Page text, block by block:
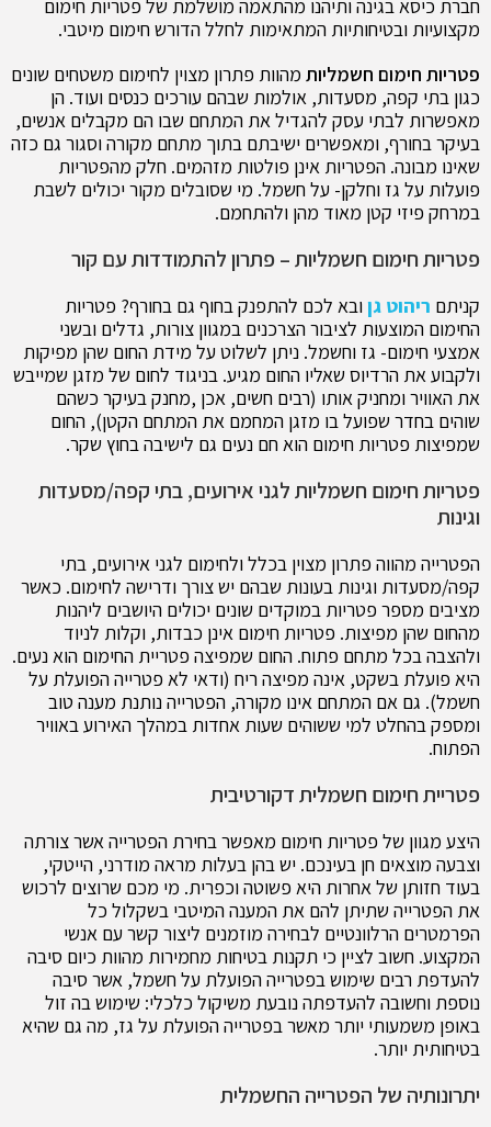
חברת כיסא בגינה ותיהנו מהתאמה מושלמת של פטריות חימום
מקצועיות ובטיחותיות המתאימות לחלל הדורש חימום מיטבי.
פטריות חימום חשמליות מהוות פתרון מצוין לחימום משטחים שונים
כגון בתי קפה, מסעדות, אולמות שבהם עורכים כנסים ועוד. הן
מאפשרות לבתי עסק להגדיל את המתחם שבו הם מקבלים אנשים,
בעיקר בחורף, ומאפשרים ישיבתם בתוך מתחם מקורה וסגור גם כזה
שאינו מבונה. הפטריות אינן פולטות מזהמים. חלק מהפטריות
פועלות על גז וחלקן- על חשמל. מי שסובלים מקור יכולים לשבת
במרחק פיזי קטן מאוד מהן ולהתחמם.
פטריות חימום חשמליות – פתרון להתמודדות עם קור
קניתם ריהוט גןובא לכם להתפנק בחוף גם בחורף? פטריות
החימום המוצעות לציבור הצרכנים במגוון צורות, גדלים ובשני
אמצעי חימום- גז וחשמל. ניתן לשלוט על מידת החום שהן מפיקות
ולקבוע את הרדיוס שאליו החום מגיע. בניגוד לחום של מזגן שמייבש
את האוויר ומחניק אותו (רבים חשים, אכן ,מחנק בעיקר כשהם
שוהים בחדר שפועל בו מזגן המחמם את המתחם הקטן), החום
שמפיצות פטריות חימום הוא חם נעים גם לישיבה בחוץ שקר.
פטריות חימום חשמליות לגני אירועים, בתי קפה/מסעדות
וגינות
הפטרייה מהווה פתרון מצוין בכלל ולחימום לגני אירועים, בתי
קפה/מסעדות וגינות בעונות שבהם יש צורך ודרישה לחימום. כאשר
מציבים מספר פטריות במוקדים שונים יכולים היושבים ליהנות
מהחום שהן מפיצות. פטריות חימום אינן כבדות, וקלות לניוד
ולהצבה בכל מתחם פתוח. החום שמפיצה פטריית החימום הוא נעים.
היא פועלת בשקט, אינה מפיצה ריח (ודאי לא פטרייה הפועלת על
חשמל). גם אם המתחם אינו מקורה, הפטרייה נותנת מענה טוב
ומספק בהחלט למי ששוהים שעות אחדות במהלך האירוע באוויר
הפתוח.
פטריית חימום חשמלית דקורטיבית
היצע מגוון של פטריות חימום מאפשר בחירת הפטרייה אשר צורתה
וצבעה מוצאים חן בעינכם. יש בהן בעלות מראה מודרני, הייטקי,
בעוד חזותן של אחרות היא פשוטה וכפרית. מי מכם שרוצים לרכוש
את הפטרייה שתיתן להם את המענה המיטבי בשקלול כל
הפרמטרים הרלוונטיים לבחירה מוזמנים ליצור קשר עם אנשי
המקצוע. חשוב לציין כי תקנות בטיחות מחמירות מהוות כיום סיבה
להעדפת רבים שימוש בפטרייה הפועלת על חשמל, אשר סיבה
נוספת וחשובה להעדפתה נובעת משיקול כלכלי: שימוש בה זול
באופן משמעותי יותר מאשר בפטרייה הפועלת על גז, מה גם שהיא
בטיחותית יותר.
יתרונותיה של הפטרייה החשמלית